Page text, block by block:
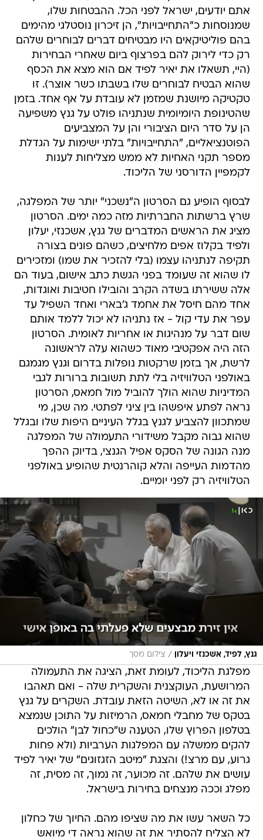
אתם יודעים, ישראל לפני הכל. ההבטחות שלו,
שמנוסחות כ"התחייבויות", הן זיכרון נוסטלגי מהימים
בהם פוליטיקאים היו מבטיחים דברים לבוחרים שלהם
רק כדי לירוק להם בפרצוף ביום שאחרי הבחירות
(היי, תשאלו את יאיר לפיד אם הוא מצא את הכסף
שהוא הבטיח לבוחרים שלו בשבתו כשר אוצר). זו
טקטיקה מיושנת שמזמן לא עובדת על אף אחד. בזמן
שהטינופת היומיומית שנתניהו פולט על גנץ משפיעה
הן על סדר היום הציבורי והן על המצביעים
הפוטנציאליים, "התחייבויות" בלתי ישימות על הגדלת
מספר תקני האחיות לא ממש מצליחות לענות
לקמפיין הדורסני של הליכוד.
לבסוף הופיע גם הסרטון ה"נשכני" יותר של המפלגה,
שרץ ברשתות החברתיות מזה כמה ימים. הסרטון
מציג את הראשים המדברים של גנץ, אשכנזי, יעלון
ולפיד בקלוז אפים מלחיצים, כשהם פונים בצורה
תקיפה לנתניהו עצמו (בלי להזכיר את שמו) ומזכירים
לו שהוא זה שעומד בפני הגשת כתב אישום, בעוד הם
אלה ששירתו בשדה הקרב והובילו חטיבות ואוגדות,
אחד מהם חיסל את אחמד ג'בארי ואחד השפיל עד
עפר את עדי קול - אז נתניהו לא יכול ללמד אותם
שום דבר על מנהיגות או אחריות לאומית. הסרטון
הזה היה אפקטיבי מאוד כשהוא עלה לראשונה
לרשת, אך בזמן שרקטות נופלות בדרום וגנץ מגמגם
באולפני הטלוויזיה בלי לתת תשובות ברורות לגבי
המדיניות שהוא הולך להוביל מול חמאס, הסרטון
נראה לפתע איפשהו בין ציני לפתטי. מה שכן, מי
שמתכוון להצביע לגנץ בגלל העיניים היפות שלו ובגלל
שהוא גבוה מקבל משידורי התעמולה של המפלגה
מנה הגונה של הסקס אפיל הגנצי, בדיוק ההפך
מהדמות העייפה והלא קוהרנטית שהופיע באולפני
הטלוויזיה רק לפני יומיים.
גנץ, לפיד, אשכנזי ויעלון / צילום מסך
מפלגת הליכוד, לעומת זאת, הציגה את התעמולה
המרושעת, העוקצנית והשקרית שלה - ואם תאהבו
את זה או לא, השיטה הזאת עובדת. השקרים על גנץ
בטקס של מחבלי חמאס, הרמיזות על התוכן שנמצא
בטלפון הפרוץ שלו, הטענה ש"כחול לבן" הולכים
להקים ממשלה עם המפלגות הערביות (ולא פחות
גרוע, עם מרצ!) והצגת "מיטב הזגזוגים" של יאיר לפיד
עושים את שלהם. זה מכוער, זה נמוך, זה מסית, זה
מפלג וככה מנצחים בחירות בישראל.
כל השאר עשו את מה שציפו מהם. החיוך של כחלון
לא הצליח להסתיר את זה שהוא נראה די מיואש